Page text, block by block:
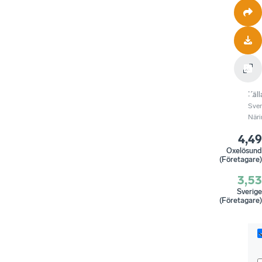
4,49
Oxelösund
(Företagare)
3,53
Sverige
(Företagare)